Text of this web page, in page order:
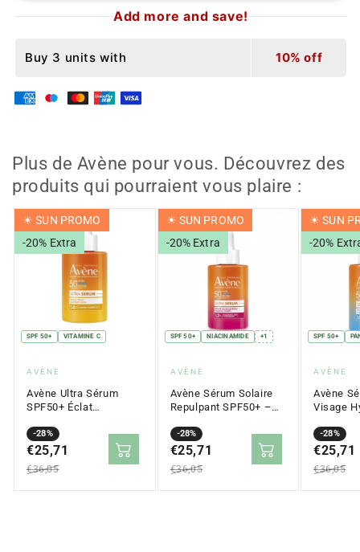
Enfant
50+
AVÈNE
Enfant
50+
Add more and save!
Buy 3 units with 10% off
Plus de Avène pour vous. Découvrez des
produits qui pourraient vous plaire :
☀︎ SUN PROMO
-20% Extra
SPF 50+ VITAMINE C
Fournisseur
:
AVÈNE
Avène Ultra Sérum
SPF50+ Éclat
-28%
Prix
en
€25,71
Prix
régulier
€36,05
☀︎ SUN PROMO
-20% Extra
SPF 50+ NIACINAMIDE +1
Fournisseur
:
AVÈNE
Avène Sérum Solaire
Repulpant SPF50+ –
-28%
Prix
en
€25,71
Prix
régulier
€36,05
☀︎ SUN
-20%
SPF 50+
:
AVÈNE
Avène
Visage
-28%
Prix
en
€25,71
Prix
régulier
€36,05